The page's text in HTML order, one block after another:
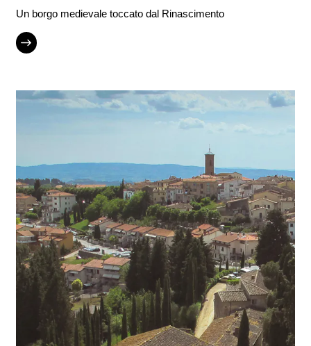
Un borgo medievale toccato dal Rinascimento